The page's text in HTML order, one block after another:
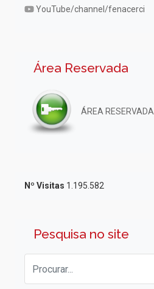
YouTube/channel/fenacerci
Área Reservada
ÁREA RESERVADA
Nº Visitas 1.195.582
Pesquisa no site